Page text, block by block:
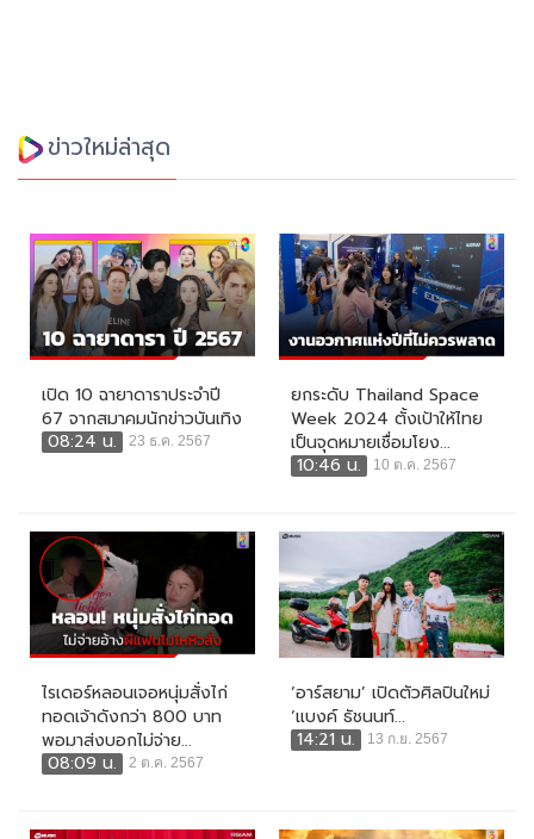
ข่าวใหม่ล่าสุด
เปิด 10 ฉายาดาราประจำปี
67 จากสมาคมนักข่าวบันเทิง
08:24 น.
23 ธ.ค. 2567
ยกระดับ Thailand Space
Week 2024 ตั้งเป้าให้ไทย
เป็นจุดหมายเชื่อมโยง...
10:46 น.
10 ต.ค. 2567
ไรเดอร์หลอนเจอหนุ่มสั่งไก่
ทอดเจ้าดังกว่า 800 บาท
พอมาส่งบอกไม่จ่าย...
08:09 น.
2 ต.ค. 2567
‘อาร์สยาม’ เปิดตัวศิลปินใหม่
‘แบงค์ ธัชนนท์...
14:21 น.
13 ก.ย. 2567